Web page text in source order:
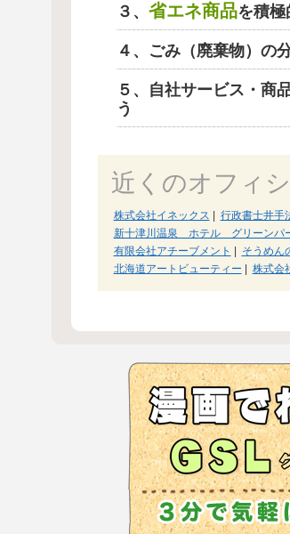
３、 省エネ商品を積極
４、ごみ（廃棄物）の
５、自社サービス・商
う
近くのオフィ
株式会社イネックス | 行政書士井手
新十津川温泉 ホテル グリーンパ
有限会社アチーブメント | そうめん
北海道アートビューティー | 株式会